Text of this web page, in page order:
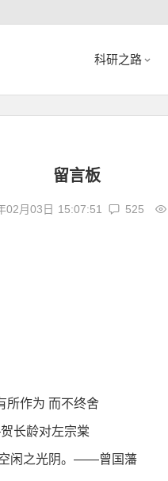
科研之路
留言板
02月03日 15:07:51 525
所作为 而不终舍
长龄对左宗棠
闲之光阴。——曾国藩